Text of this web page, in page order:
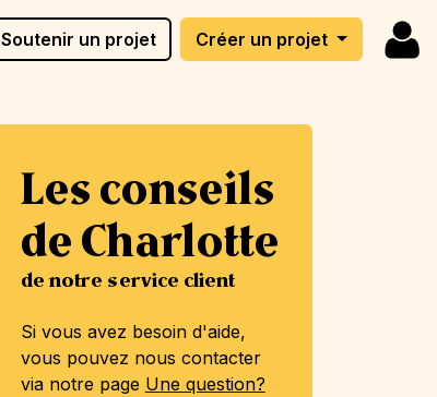
Soutenir un projet Créer un projet
Les conseils
de Charlotte
de notre service client
Si vous avez besoin d'aide,
vous pouvez nous contacter
via notre page Une question?